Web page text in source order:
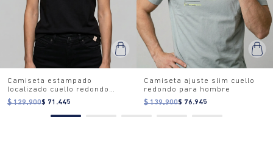
Camiseta estampado
localizado cuello redondo
para mujer
$ 129.900$ 71.445
Camiseta ajuste slim cuello
redondo para hombre
$ 139.900$ 76.945